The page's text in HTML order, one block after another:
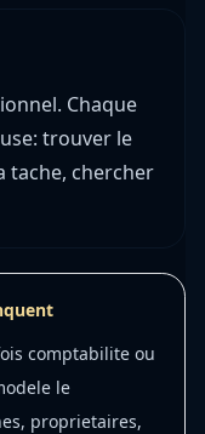
Chaque
trouver le
tache, chercher
comptabilite ou
le
proprietaires,